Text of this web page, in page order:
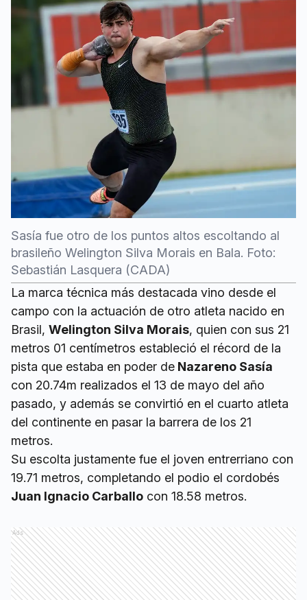
Sasía fue otro de los puntos altos escoltando al
brasileño Welington Silva Morais en Bala. Foto:
Sebastián Lasquera (CADA)
La marca técnica más destacada vino desde el
campo con la actuación de otro atleta nacido en
Brasil, Welington Silva Morais, quien con sus 21
metros 01 centímetros estableció el récord de la
pista que estaba en poder de Nazareno Sasía
con 20.74m realizados el 13 de mayo del año
pasado, y además se convirtió en el cuarto atleta
del continente en pasar la barrera de los 21
metros.
Su escolta justamente fue el joven entrerriano con
19.71 metros, completando el podio el cordobés
Juan Ignacio Carballo con 18.58 metros.
Ads